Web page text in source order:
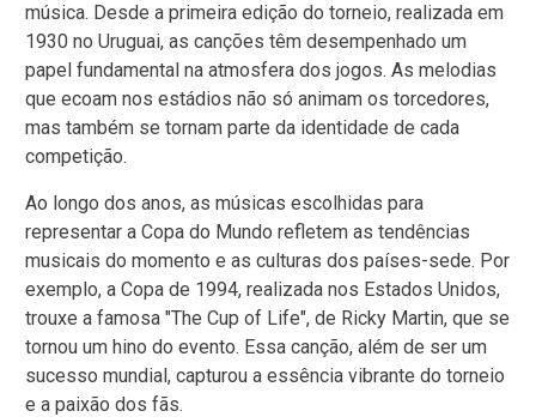
música. Desde a primeira edição do torneio, realizada em
1930 no Uruguai, as canções têm desempenhado um
papel fundamental na atmosfera dos jogos. As melodias
que ecoam nos estádios não só animam os torcedores,
mas também se tornam parte da identidade de cada
competição.
Ao longo dos anos, as músicas escolhidas para
representar a Copa do Mundo refletem as tendências
musicais do momento e as culturas dos países-sede. Por
exemplo, a Copa de 1994, realizada nos Estados Unidos,
trouxe a famosa "The Cup of Life", de Ricky Martin, que se
tornou um hino do evento. Essa canção, além de ser um
sucesso mundial, capturou a essência vibrante do torneio
e a paixão dos fãs.